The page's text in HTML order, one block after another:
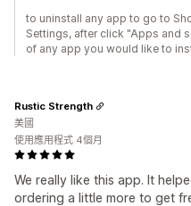
to uninstall any app to go to
Settings, after click "Apps and
of any app you would like to
We really like this app. It
ordering a little more to get
Rustic Strength
美國
使用應用程式 4個月